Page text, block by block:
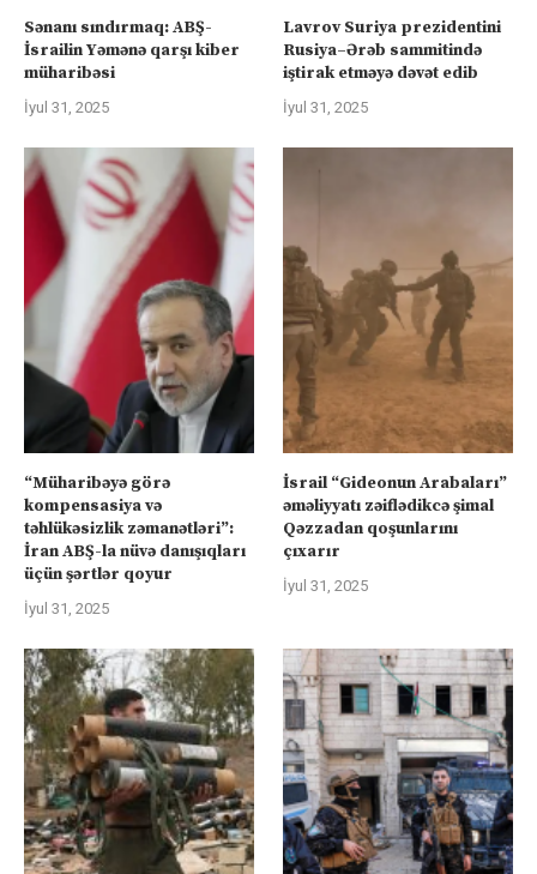
Sənanı sındırmaq: ABŞ-
İsrailin Yəmənə qarşı kiber
müharibəsi
İyul 31, 2025
Lavrov Suriya prezidentini
Rusiya–Ərəb sammitində
iştirak etməyə dəvət edib
İyul 31, 2025
“Müharibəyə görə
kompensasiya və
təhlükəsizlik zəmanətləri”:
İran ABŞ-la nüvə danışıqları
üçün şərtlər qoyur
İyul 31, 2025
İsrail “Gideonun Arabaları”
əməliyyatı zəiflədikcə şimal
Qəzzadan qoşunlarını
çıxarır
İyul 31, 2025